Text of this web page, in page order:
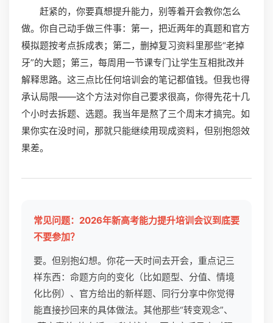
赶紧的，你要真想提升能力，别等着开会教你怎么
做。你自己动手做三件事：第一，把近两年的真题和官方
模拟题按考点拆成表；第二，删掉复习资料里那些“老掉
牙”的大题；第三，每周用一节课专门让学生互相批改并
解释思路。这三点比任何培训会的笔记都值钱。但我也得
承认局限——这个方法对你自己要求很高，你得先花十几
个小时去拆题、选题。我当年是熬了三个周末才搞完。如
果你实在没时间，那就只能继续用现成资料，但别抱怨效
果差。
常见问题：2026年新高考能力提升培训会议到底要
不要参加？
要。但别抱幻想。你花一天时间去开会，重点记三
样东西：命题方向的变化（比如题型、分值、情境
化比例）、官方给出的新样题、同行分享中你觉得
能直接抄回来的具体做法。其他那些“转变观念”、